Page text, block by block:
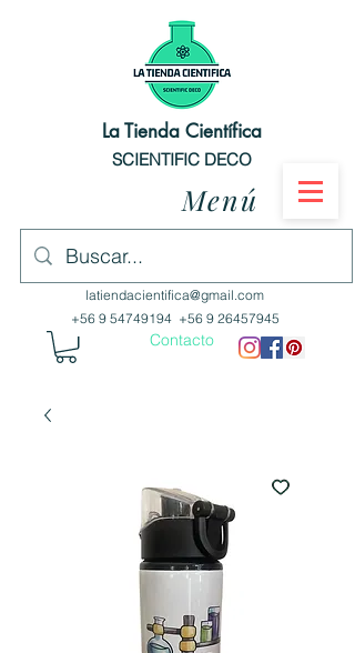
La Tienda Científica
SCIENTIFIC DECO
Menú
latiendacientifica@gmail.com
+56 9 54749194 +56 9 26457945
Contacto